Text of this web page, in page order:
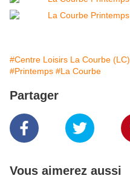
#Centre Loisirs La Courbe (LC)
#Printemps #La Courbe
Partager
Vous aimerez aussi